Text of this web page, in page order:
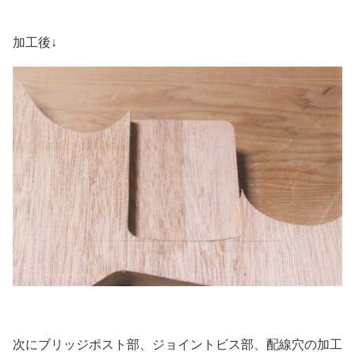
加工後↓
次にブリッジポスト部、ジョイントビス部、配線穴の加工